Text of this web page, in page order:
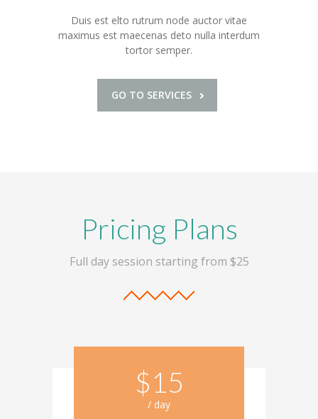
Duis est elto rutrum node auctor vitae
maximus est maecenas deto nulla interdum
tortor semper.
GO TO SERVICES
Pricing Plans
Full day session starting from $25
$15
/ day